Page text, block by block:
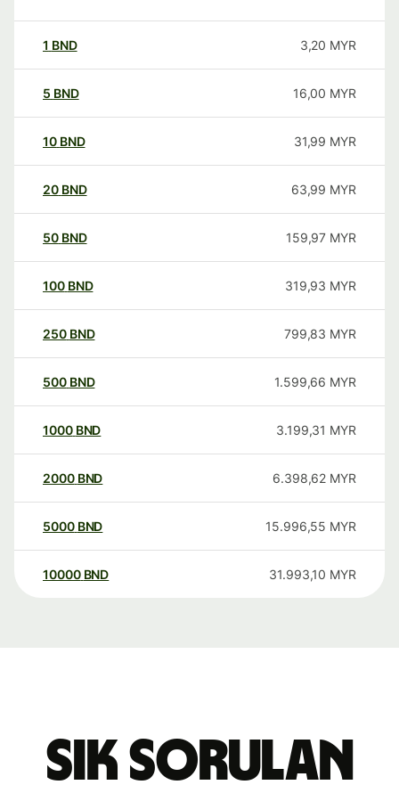
1 BND 3,20 MYR
5 BND 16,00 MYR
10 BND 31,99 MYR
20 BND 63,99 MYR
50 BND 159,97 MYR
100 BND 319,93 MYR
250 BND 799,83 MYR
500 BND 1.599,66 MYR
1000 BND 3.199,31 MYR
2000 BND 6.398,62 MYR
5000 BND 15.996,55 MYR
10000 BND 31.993,10 MYR
Sık sorulan